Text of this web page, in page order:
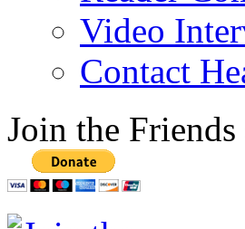
Video
Contact
Join the